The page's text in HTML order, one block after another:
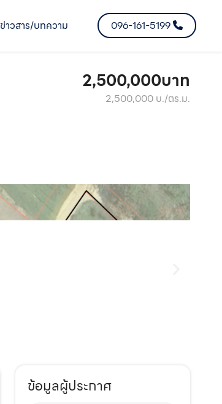
ข่าวสาร/บทความ 096-161-5199
2,500,000บาท
2,500,000 บ./ตร.ม.
ข้อมูลผู้ประกาศ